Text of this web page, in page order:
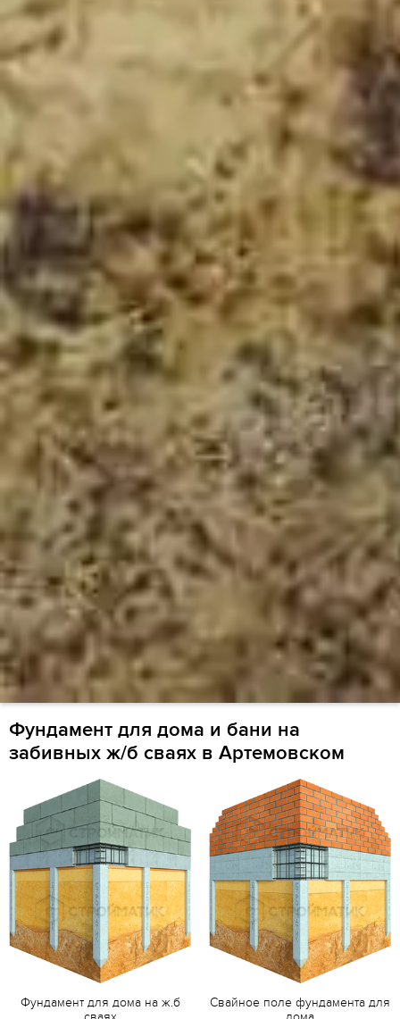
Фундамент для дома и бани на
забивных ж/б сваях в Артемовском
Фундамент для дома на ж.б
Свайное поле фундамента для